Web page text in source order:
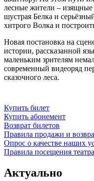
лесные жители –
шустрая Белка и
хитрого Волка и
Новая постановка на
истории, рассказанной
маленьким зрителям
современный видеоряд
сказочного леса.
Купить билет
Купить абонемент
Возврат билетов
Правила продажи и
Опрос о качестве наших
Правила посещения театра
Актуально